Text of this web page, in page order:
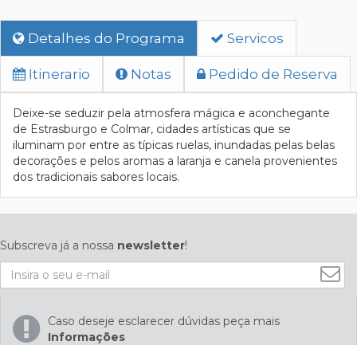
Detalhes do Programa Servicos
Itinerario Notas Pedido de Reserva
Deixe-se seduzir pela atmosfera mágica e aconchegante
de Estrasburgo e Colmar, cidades artísticas que se
iluminam por entre as típicas ruelas, inundadas pelas belas
decorações e pelos aromas a laranja e canela provenientes
dos tradicionais sabores locais.
Subscreva já a nossa newsletter!
Caso deseje esclarecer dúvidas peça mais
Informações